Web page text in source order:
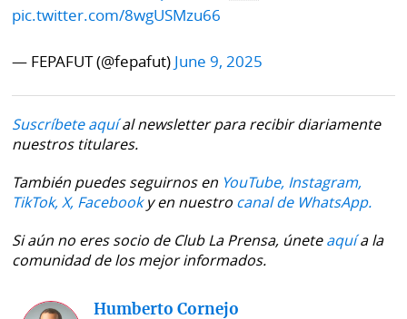
pic.twitter.com/8wgUSMzu66
— FEPAFUT (@fepafut) June 9, 2025
Suscríbete aquíal newsletter para recibir diariamente
nuestros titulares.
También puedes seguirnos en YouTube, Instagram,
TikTok, X, Facebooky en nuestro canal de WhatsApp.
Si aún no eres socio de Club La Prensa, úneteaquía la
comunidad de los mejor informados.
Humberto Cornejo